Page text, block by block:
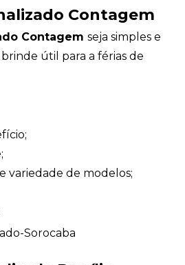
Contagem
Contagemseja simples e
útil para a férias de
variedade de modelos;